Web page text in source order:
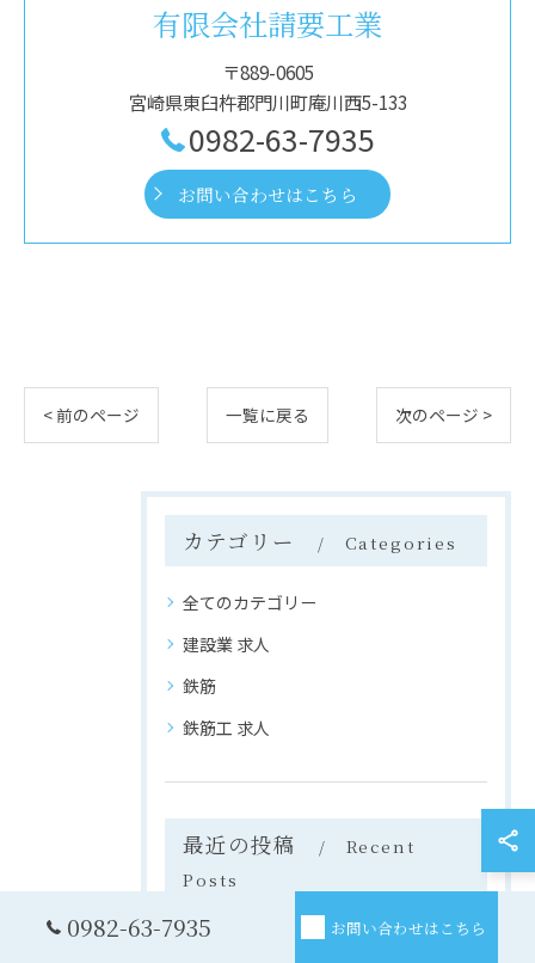
有限会社請要工業
〒889-0605
宮崎県東臼杵郡門川町庵川西5-133
0982-63-7935
お問い合わせはこちら
< 前のページ 一覧に戻る 次のページ >
カテゴリー Categories
全てのカテゴリー
建設業 求人
鉄筋
鉄筋工 求人
最近の投稿
Recent
Posts
0982-63-7935 お問い合わせはこちら